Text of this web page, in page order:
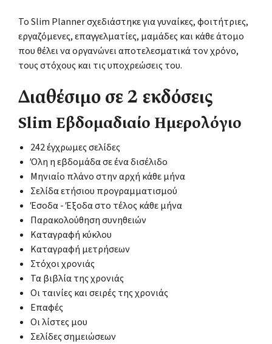
Το Slim Planner σχεδιάστηκε για γυναίκες, φοιτήτριες,
εργαζόμενες, επαγγελματίες, μαμάδες και κάθε άτομο
που θέλει να οργανώνει αποτελεσματικά τον χρόνο,
τους στόχους και τις υποχρεώσεις του.
Διαθέσιμο σε 2 εκδόσεις
Slim Εβδομαδιαίο Ημερολόγιο
242 έγχρωμες σελίδες
Όλη η εβδομάδα σε ένα δισέλιδο
Μηνιαίο πλάνο στην αρχή κάθε μήνα
Σελίδα ετήσιου προγραμματισμού
Έσοδα - Έξοδα στο τέλος κάθε μήνα
Παρακολούθηση συνηθειών
Καταγραφή κύκλου
Καταγραφή μετρήσεων
Στόχοι χρονιάς
Τα βιβλία της χρονιάς
Οι ταινίες και σειρές της χρονιάς
Επαφές
Οι λίστες μου
Σελίδες σημειώσεων